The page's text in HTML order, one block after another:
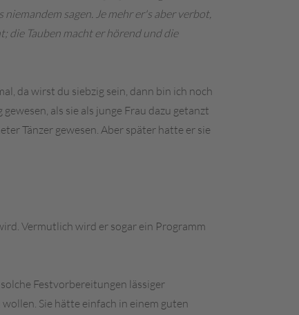
sagen. Je mehr er's aber verbot,
die Tauben macht er hörend und die
da wirst du siebzig sein, dann bin ich noch
als sie als junge Frau dazu getanzt
Tänzer gewesen. Aber später hatte er sie
Vermutlich wird er sogar ein Programm
Festvorbereitungen lässiger
Sie hätte einfach in einem guten